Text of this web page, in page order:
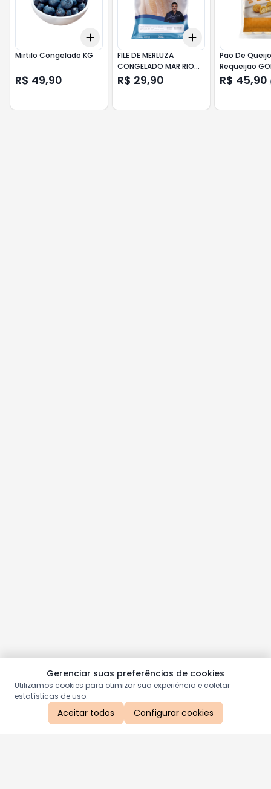
Gerenciar suas preferências de cookies
Utilizamos cookies para otimizar sua experiência e coletar
estatísticas de uso.
Aceitar todos Configurar cookies
+10
Add
Mirtilo Congelado KG
R$ 49,90
+10
Add
FILE DE MERLUZA
CONGELADO MAR RIO
400g
R$ 29,90
Pao De
Requeijao
810g
R$ 45,90